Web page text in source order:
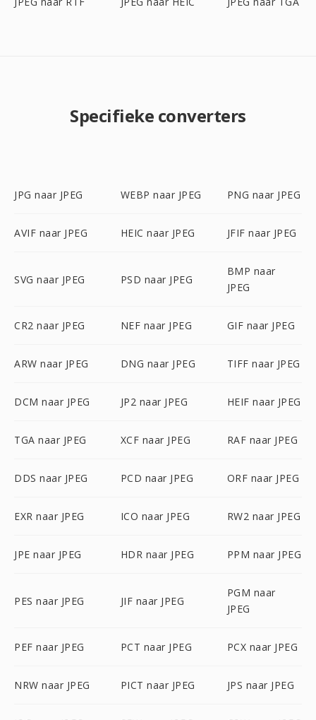
Specifieke converters
JPG naar JPEG WEBP naar JPEG PNG naar JPEG
AVIF naar JPEG HEIC naar JPEG JFIF naar JPEG
SVG naar JPEG PSD naar JPEG
BMP naar
JPEG
CR2 naar JPEG NEF naar JPEG GIF naar JPEG
ARW naar JPEG DNG naar JPEG TIFF naar JPEG
DCM naar JPEG JP2 naar JPEG HEIF naar JPEG
TGA naar JPEG XCF naar JPEG RAF naar JPEG
DDS naar JPEG PCD naar JPEG ORF naar JPEG
EXR naar JPEG ICO naar JPEG RW2 naar JPEG
JPE naar JPEG HDR naar JPEG PPM naar JPEG
PES naar JPEG JIF naar JPEG
PGM naar
JPEG
PEF naar JPEG PCT naar JPEG PCX naar JPEG
NRW naar JPEG PICT naar JPEG JPS naar JPEG